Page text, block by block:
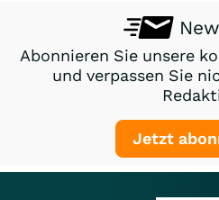
Abonnieren Sie unsere
und verpassen Sie
Jetzt